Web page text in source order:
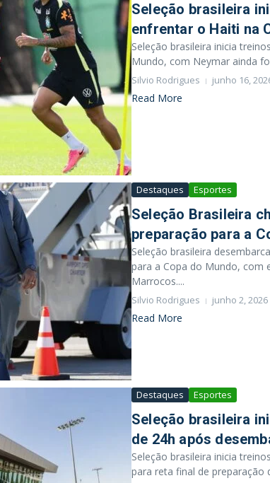
Seleção brasileira
enfrentar o Haiti na
Seleção brasileira inicia
Mundo, com Neymar ainda
Silvio Rodrigues junho 16,
Read More
Destaques Esportes
Seleção Brasileira
preparação para a
Seleção brasileira
para a Copa do Mundo, com
Marrocos....
Silvio Rodrigues junho 2, 2026
Read More
Destaques Esportes
Seleção brasileira
de 24h após
Seleção brasileira inicia
para reta final de preparação